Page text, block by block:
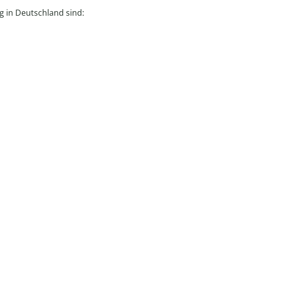
in Deutschland sind: